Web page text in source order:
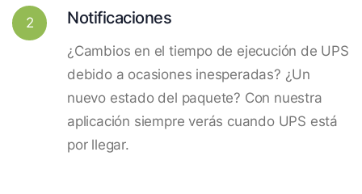
2 Notificaciones
¿Cambios en el tiempo de ejecución de UPS
debido a ocasiones inesperadas? ¿Un
nuevo estado del paquete? Con nuestra
aplicación siempre verás cuando UPS está
por llegar.